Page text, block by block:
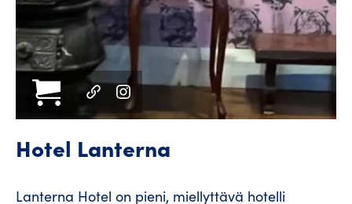
Hotel Lanterna
Lanterna Hotel on pieni, miellyttävä hotelli